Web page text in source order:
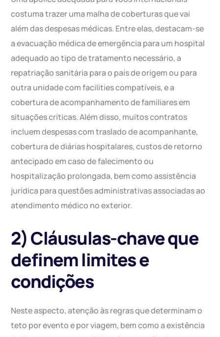
costuma trazer uma malha de coberturas que vai
além das despesas médicas. Entre elas, destacam-se
a evacuação médica de emergência para um hospital
adequado ao tipo de tratamento necessário, a
repatriação sanitária para o país de origem ou para
outra unidade com facilities compatíveis, e a
cobertura de acompanhamento de familiares em
situações críticas. Além disso, muitos contratos
incluem despesas com traslado de acompanhante,
cobertura de diárias hospitalares, custos de retorno
antecipado em caso de falecimento ou
hospitalização prolongada, bem como assistência
jurídica para questões administrativas associadas ao
atendimento médico no exterior.
2) Cláusulas-chave que
definem limites e
condições
Neste aspecto, atenção às regras que determinam o
teto por evento e por viagem, bem como a existência